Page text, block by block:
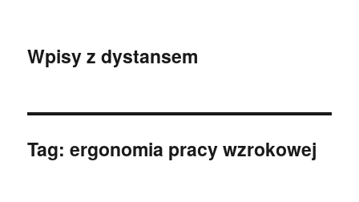
Wpisy z dystansem
Tag:ergonomia pracy wzrokowej